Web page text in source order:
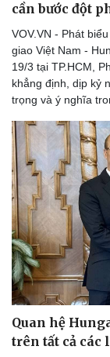
Văn hóa
Sân khấu - Điện
Văn học
Âm nhạc
Di sản
cần bước đột
VOV.VN - Phát
giao Việt Nam -
19/3 tại TP.HCM,
khẳng định, dịp kỷ
trọng và ý nghĩa
Quan hệ
trên tất cả các